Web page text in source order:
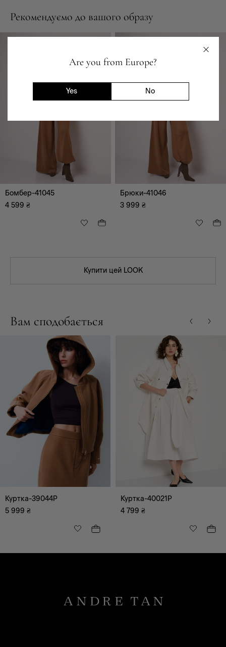
Are you from Europe?
Yes No
Рекомендуємо до вашого образу
Бомбер-41045
4 599 ₴
Брюки-41046
3 999 ₴
Купити цей LOOK
Вам сподобається
Куртка-39044P
5 999 ₴
Куртка-40021P
4 799 ₴